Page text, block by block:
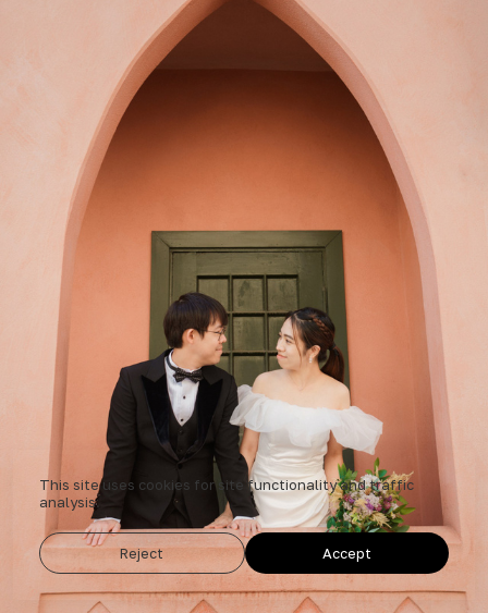
This site uses cookies for site functionality and traffic
analysis.
Reject Accept